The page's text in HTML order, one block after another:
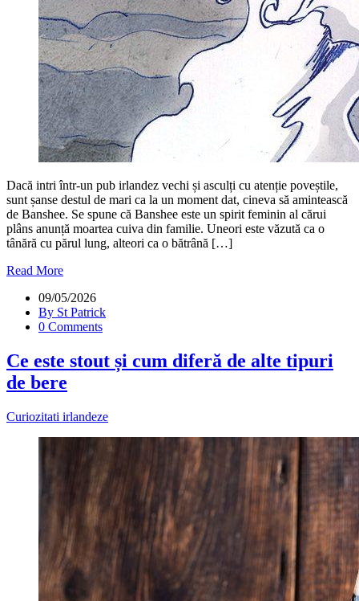
Dacă intri într-un pub irlandez vechi și asculți cu atenție poveștile,
sunt șanse destul de mari ca la un moment dat, cineva să amintească
de Banshee. Se spune că Banshee este un spirit feminin al cărui
plâns anunță moartea cuiva din familie. Uneori este văzută ca o
tânără cu părul lung, alteori ca o bătrână […]
Read More
09/05/2026
By St Patrick
0 Comments
Ce este stout și cum diferă de alte tipuri
de bere
Curiozitati irlandeze